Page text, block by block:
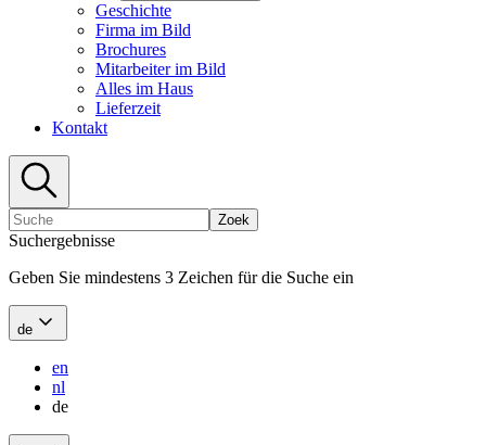
Geschichte
Firma im Bild
Brochures
Mitarbeiter im Bild
Alles im Haus
Lieferzeit
Kontakt
Zoek
Suchergebnisse
Geben Sie mindestens 3 Zeichen für die Suche ein
de
en
nl
de